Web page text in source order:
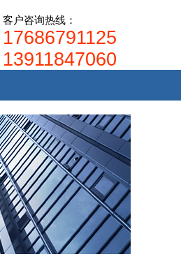
客户咨询热线：
17686791125
13911847060